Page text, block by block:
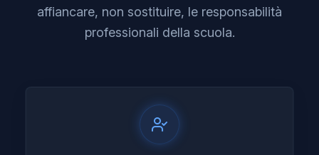
affiancare, non sostituire, le responsabilità
professionali della scuola.